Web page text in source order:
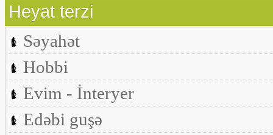
Heyat terzi
Səyahət
Hobbi
Evim - İnteryer
Edəbi guşə